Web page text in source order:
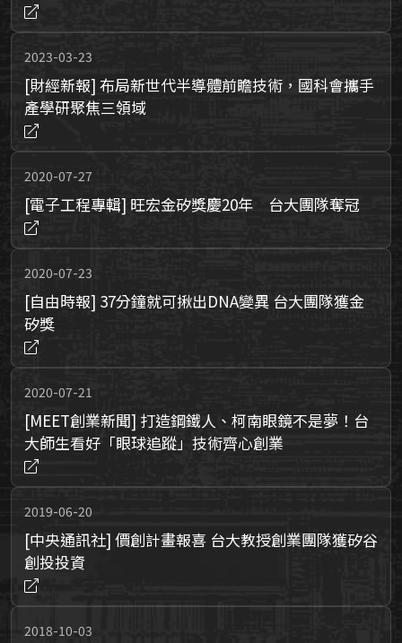
2023-03-23
[財經新報] 布局新世代半導體前瞻技術，國科會攜手
產學研聚焦三領域
2020-07-27
[電子工程專輯] 旺宏金矽獎慶20年 台大團隊奪冠
2020-07-23
[自由時報] 37分鐘就可揪出DNA變異 台大團隊獲金
矽獎
2020-07-21
[MEET創業新聞] 打造鋼鐵人、柯南眼鏡不是夢！台
大師生看好「眼球追蹤」技術齊心創業
2019-06-20
[中央通訊社] 價創計畫報喜 台大教授創業團隊獲矽谷
創投投資
2018-10-03